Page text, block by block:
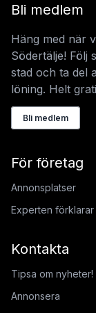
Bli medlem
Häng med när
Södertälje! Följ
stad och ta del
löning. Helt
Bli medlem
För företag
Annonsplatser
Experten förklarar
Kontakta
Tipsa om nyheter!
Annonsera